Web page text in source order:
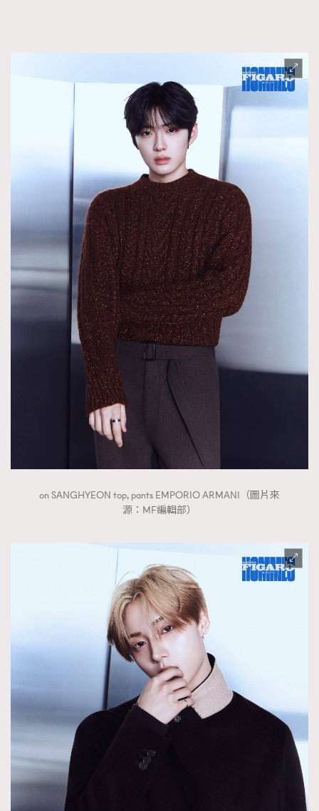
on SANGHYEON top, pants EMPORIO ARMANI（圖片來
源：MF編輯部）